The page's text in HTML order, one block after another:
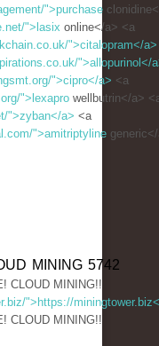
">purchase
">lasix online</a> <a
">citalopram</a>
">allopurinol</
">cipro</a> <a
">lexapro wellbutrin</a>
">zyban</a> <a
">amitriptyline
MINING 5742
CLOUD MINING!!
">https://
CLOUD MINING!!